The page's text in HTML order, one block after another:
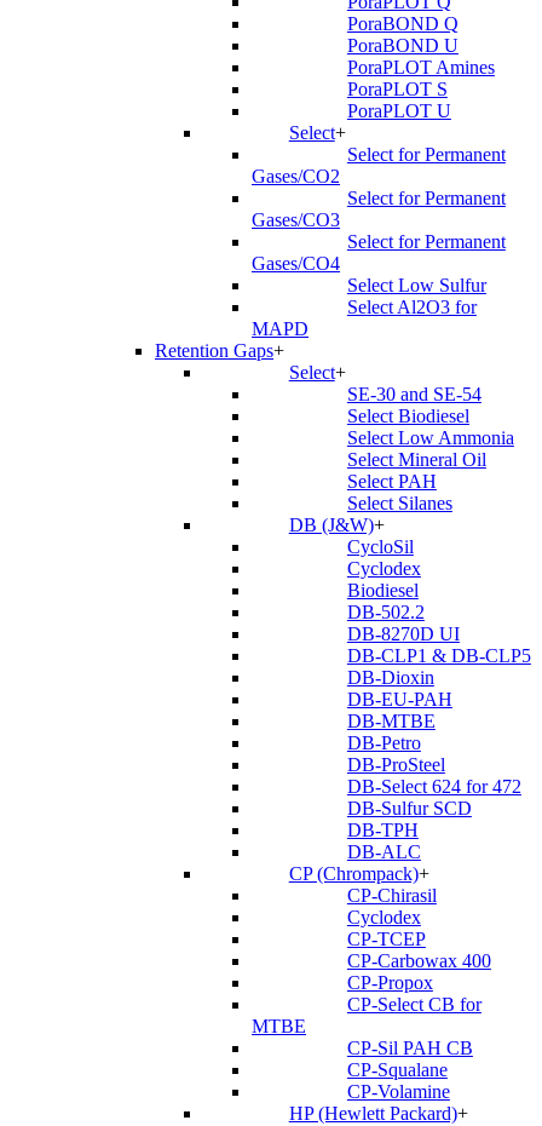
PoraBOND Q
PoraBOND U
PoraPLOT Amines
PoraPLOT S
PoraPLOT U
Select+
Select for Permanent
Gases/CO2
Select for Permanent
Gases/CO3
Select for Permanent
Gases/CO4
Select Low Sulfur
Select Al2O3 for
MAPD
Retention Gaps+
Select+
SE-30 and SE-54
Select Biodiesel
Select Low Ammonia
Select Mineral Oil
Select PAH
Select Silanes
DB (J&W)+
CycloSil
Cyclodex
Biodiesel
DB-502.2
DB-8270D UI
DB-CLP1 & DB-CLP5
DB-Dioxin
DB-EU-PAH
DB-MTBE
DB-Petro
DB-ProSteel
DB-Select 624 for 472
DB-Sulfur SCD
DB-TPH
DB-ALC
CP (Chrompack)+
CP-Chirasil
Cyclodex
CP-TCEP
CP-Carbowax 400
CP-Propox
CP-Select CB for
MTBE
CP-Sil PAH CB
CP-Squalane
CP-Volamine
HP (Hewlett Packard)+